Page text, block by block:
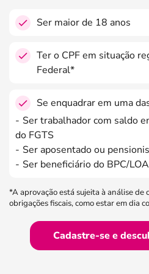
Ser maior de 18 anos
Ter o CPF em situação
Federal*
Se enquadrar em uma
Ser trabalhador com saldo
do FGTS
Ser aposentado ou
Ser beneficiário do BPC/
*A aprovação está sujeita à análise de
obrigações fiscais, como estar em dia
Cadastre-se e